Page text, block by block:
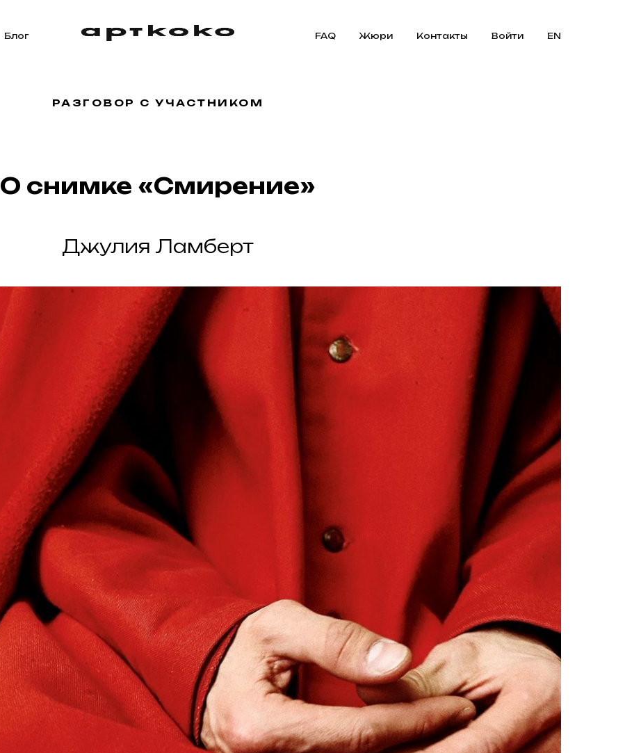
Блог FAQ Жюри Контакты Войти EN
РАЗГОВОР С УЧАСТНИКОМ
О снимке «Смирение»
Джулия Ламберт